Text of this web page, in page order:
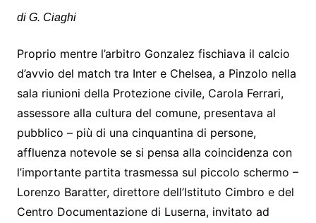
di G. Ciaghi
Proprio mentre l’arbitro Gonzalez fischiava il calcio
d’avvio del match tra Inter e Chelsea, a Pinzolo nella
sala riunioni della Protezione civile, Carola Ferrari,
assessore alla cultura del comune, presentava al
pubblico – più di una cinquantina di persone,
affluenza notevole se si pensa alla coincidenza con
l’importante partita trasmessa sul piccolo schermo –
Lorenzo Baratter, direttore dell’Istituto Cimbro e del
Centro Documentazione di Luserna, invitato ad